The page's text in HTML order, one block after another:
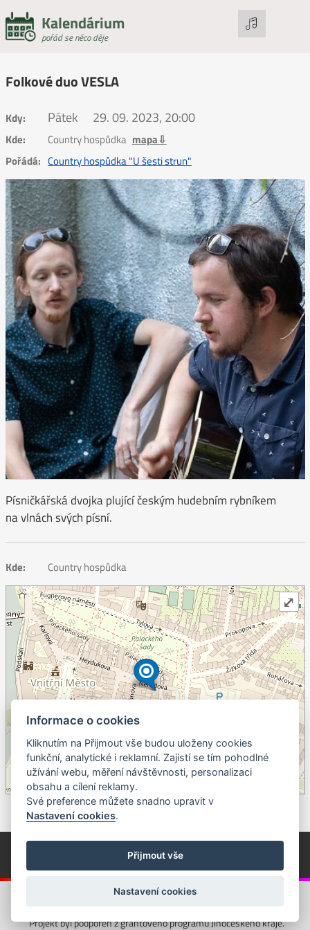
Kalendárium
pořád se něco děje
Folkové duo VESLA
Kdy: Pátek 29. 09. 2023, 20:00
Kde: Country hospůdka mapa⇩
Pořádá: Country hospůdka "U šesti strun"
Písničkářská dvojka plující českým hudebním rybníkem
na vlnách svých písní.
Kde: Country hospůdka
©OpenStreetMapcontributors.
⤢
© Píseckem / Kalendárium (Změna programu vyhrazena!)
(Cookies)
© 2018 - 2026 Realizace a správa webu:
Projekt byl podpořen z grantového programu Jihočeského kraje.
Informace o cookies
Kliknutím na Přijmout vše budou uloženy cookies
funkční, analytické i reklamní. Zajistí se tím pohodlné
užívání webu, měření návštěvnosti, personalizaci
obsahu a cílení reklamy.
Své preference můžete snadno upravit v
Nastavení cookies.
Přijmout vše
Nastavení cookies